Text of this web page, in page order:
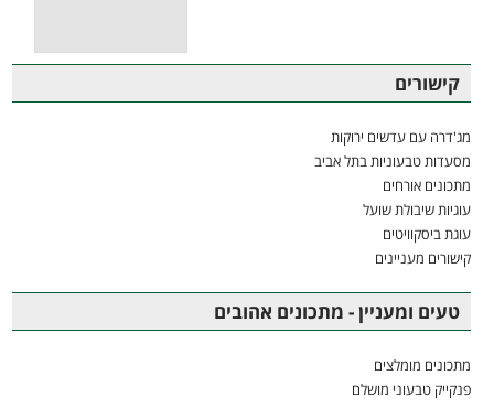
קישורים
מג'דרה עם עדשים ירוקות
מסעדות טבעוניות בתל אביב
מתכונים אורחים
עוגיות שיבולת שועל
עוגת ביסקוויטים
קישורים מעניינים
טעים ומעניין - מתכונים אהובים
מתכונים מומלצים
פנקייק טבעוני מושלם